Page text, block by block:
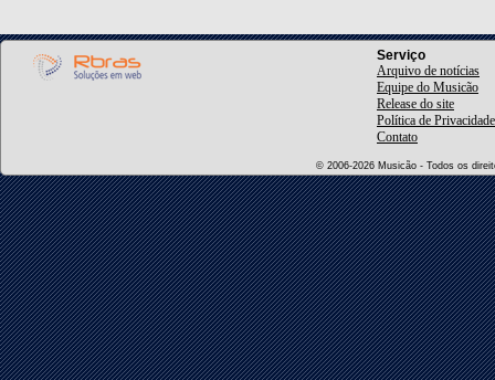
Serviço
Arquivo de notícias
Equipe do Musicão
Release do site
Política de Privacidade
Contato
© 2006-2026 Musicão - Todos os